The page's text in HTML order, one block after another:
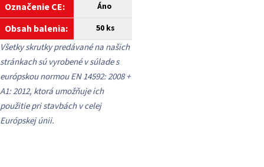
Označenie CE: Áno
Obsah balenia: 50 ks
Všetky skrutky predávané na našich
stránkach sú vyrobené v súlade s
európskou normou EN 14592: 2008 +
A1: 2012, ktorá umožňuje ich
použitie pri stavbách v celej
Európskej únii.